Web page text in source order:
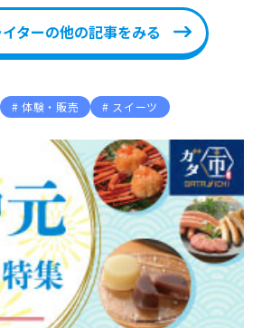
ターの他の記事をみる
体験・販売
スイーツ